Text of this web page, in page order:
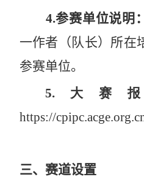
4.参赛单位说明：
一作者（队长）所在
参赛单位。
5.大赛报
https://
三、 赛道设置